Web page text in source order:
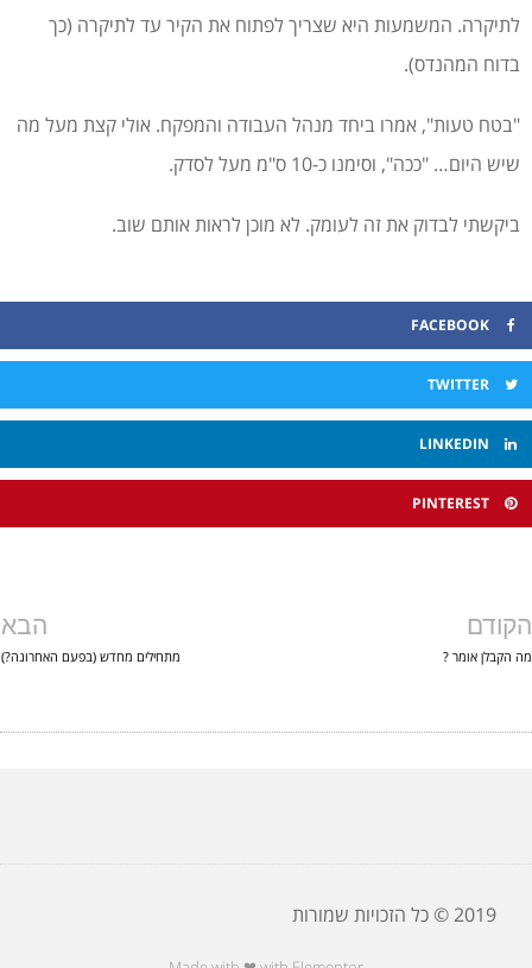
לתיקרה. המשמעות היא שצריך לפתוח את הקיר עד לתיקרה (כך
בדוח המהנדס).
"בטח טעות", אמרו ביחד מנהל העבודה והמפקח. אולי קצת מעל מה
שיש היום… "ככה", וסימנו כ-10 ס"מ מעל לסדק.
ביקשתי לבדוק את זה לעומק. לא מוכן לראות אותם שוב.
FACEBOOK
TWITTER
LINKEDIN
PINTEREST
הקבלן אומר ?
הבא
מתחילים מחדש (בפעם האחרונה?)
2019 © כל הזכויות שמורות